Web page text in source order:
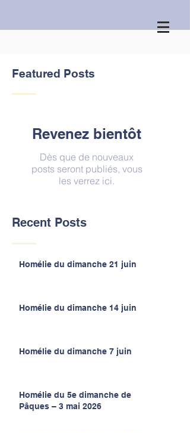
Featured Posts
Revenez bientôt
Dès que de nouveaux
posts seront publiés, vous
les verrez ici.
Recent Posts
Homélie du dimanche 21 juin
Homélie du dimanche 14 juin
Homélie du dimanche 7 juin
Homélie du 5e dimanche de
Pâques – 3 mai 2026